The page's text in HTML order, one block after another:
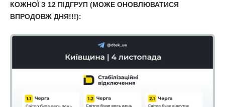
КОЖНОЇ З 12 ПІДГРУП (МОЖЕ ОНОВЛЮВАТИСЯ
ВПРОДОВЖ ДНЯ!!!):